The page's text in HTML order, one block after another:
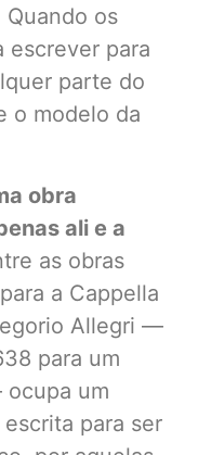
Quando os
escrever para
parte do
o modelo da
obra
ali e a
as obras
a Cappella
Allegri —
para um
um
para ser